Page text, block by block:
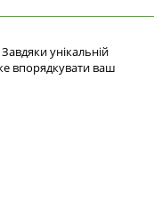
унікальній
впорядкувати ваш